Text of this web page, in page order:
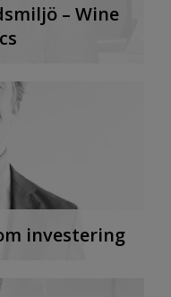
– Wine
investering